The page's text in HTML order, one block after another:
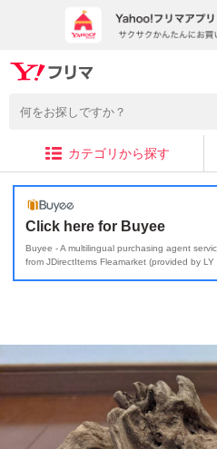
カテゴリから探す
Click here for Buyee
Buyee - A multilingual purchasing agent
from JDirectItems Fleamarket (provided by